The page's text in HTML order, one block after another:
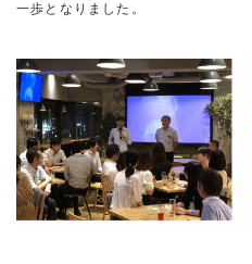
一歩となりました。